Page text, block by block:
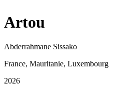
Artou
Abderrahmane Sissako
France, Mauritanie, Luxembourg
2026